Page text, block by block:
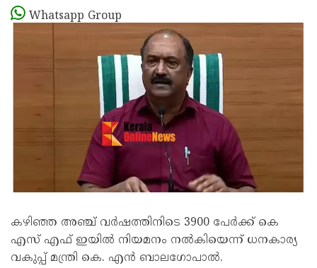
Whatsapp Group
കഴിഞ്ഞ അഞ്ച് വർഷത്തിനിടെ 3900 പേർക്ക് കെ
എസ് എഫ് ഇയിൽ നിയമനം നൽകിയെന്ന് ധനകാര്യ
വകുപ്പ് മന്ത്രി കെ. എൻ ബാലഗോപാൽ.